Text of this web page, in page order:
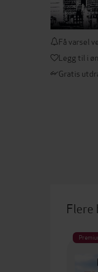
Få varsel
Legg til i
Gratis